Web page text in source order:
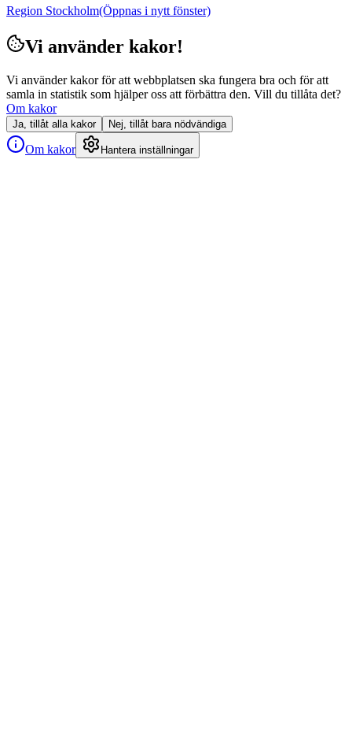
Region Stockholm(Öppnas i nytt fönster)
Vi använder kakor!
Vi använder kakor för att webbplatsen ska fungera bra och för att
samla in statistik som hjälper oss att förbättra den. Vill du tillåta det?
Om kakor
Ja, tillåt alla kakor Nej, tillåt bara nödvändiga
Om kakor Hantera inställningar